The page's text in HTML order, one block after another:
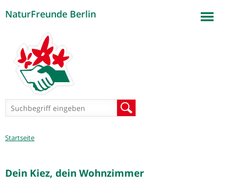
NaturFreunde Berlin
Suchformular
Sie
Startseite
Dein Kiez, dein Wohnzimmer